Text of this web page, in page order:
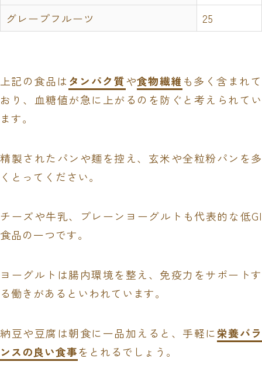
グレープフルーツ
25
上記の食品は タンパク質や食物繊維 も多く含まれて
おり、血糖値が急に上がるのを防ぐと考えられてい
ます。
精製されたパンや麺を控え、玄米や全粒粉パンを多
くとってください。
チーズや牛乳、プレーンヨーグルトも代表的な低GI
食品の一つです。
ヨーグルトは腸内環境を整え、免疫力をサポートす
る働きがあるといわれています。
納豆や豆腐は朝食に一品加えると、手軽に栄養バラ
ンスの良い食事をとれるでしょう。